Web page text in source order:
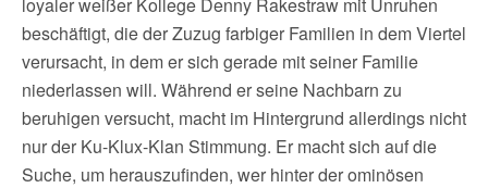
beschäftigt, die der Zuzug farbiger Familien in dem Viertel
verursacht, in dem er sich gerade mit seiner Familie
niederlassen will. Während er seine Nachbarn zu
beruhigen versucht, macht im Hintergrund allerdings nicht
nur der Ku-Klux-Klan Stimmung. Er macht sich auf die
Suche, um herauszufinden, wer hinter der ominösen